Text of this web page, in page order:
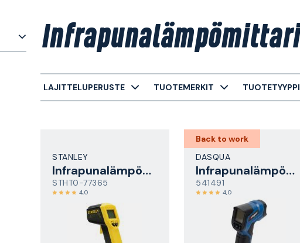
Infrapunalämpömittari
LAJITTELUPERUSTE TUOTEMERKIT TUOTETYYPPI
STANLEY
Infrapunalämpömittari
STHT0-77365
4,0
Back to work
DASQUA
Infrapunalämpömittari
541491
4,0